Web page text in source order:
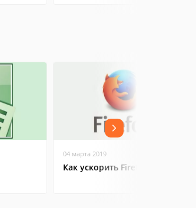
04 марта 2019
Как ускорить Firefox